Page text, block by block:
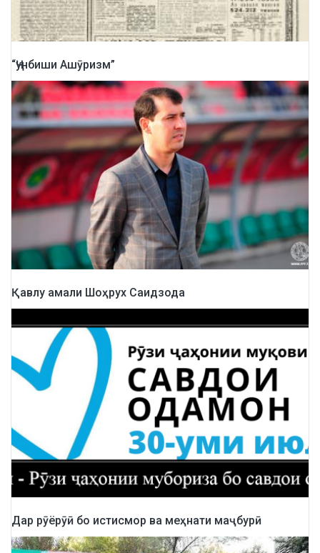
“Ҷунбиши Ашӯризм”
Қавлу амали Шоҳрух Саидзода
Дар рӯёрӯӣ бо истисмор ва меҳнати маҷбурӣ